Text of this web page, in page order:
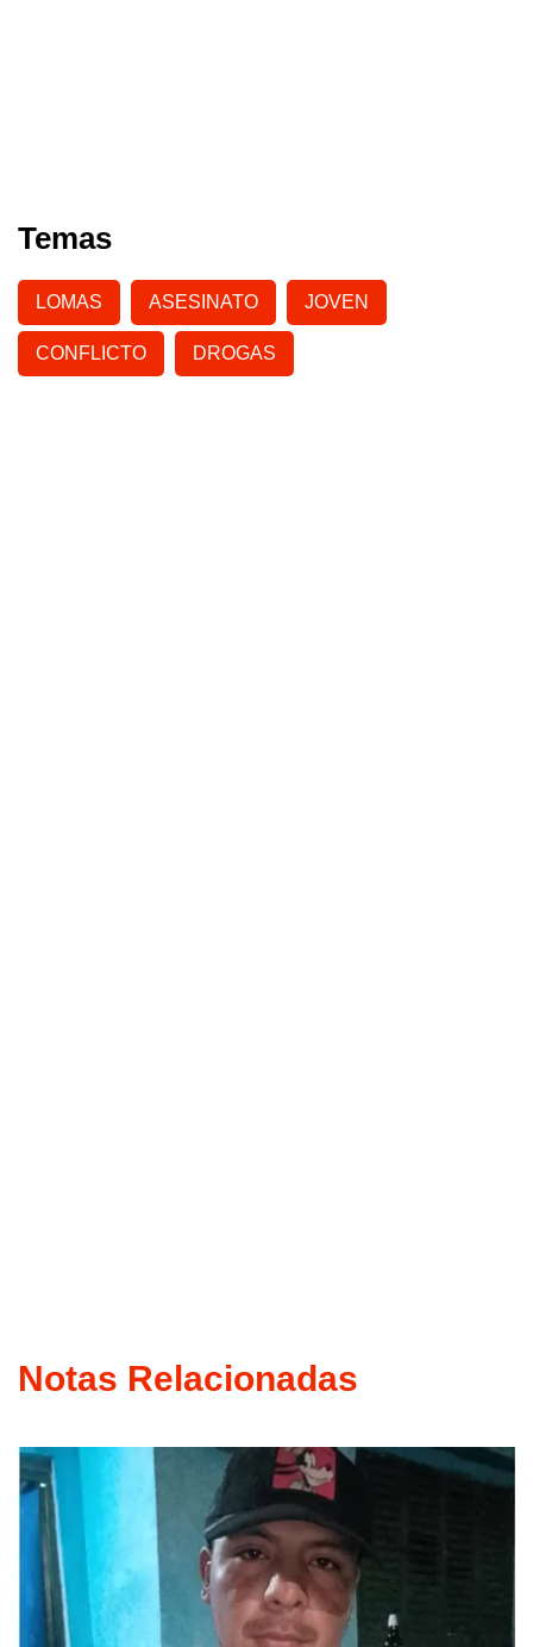
Temas
LOMAS ASESINATO JOVEN
CONFLICTO DROGAS
Notas Relacionadas